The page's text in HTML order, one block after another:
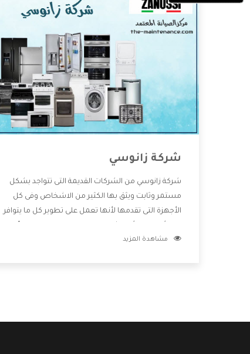
شركة زانوسي
شركة زانوسي من الشركات القديمة التى تتواجد بشكل
مستمر وثابت ويثق بها الكثير من الاشخاص وفى كل
الأجهزة التى تقدمها لأنها تعمل على تطوير كل ما يتوافر
خدمات ما بعد البيع مع المنتجات وتقدم للعملاء أقوى
مشاهدة المزيد